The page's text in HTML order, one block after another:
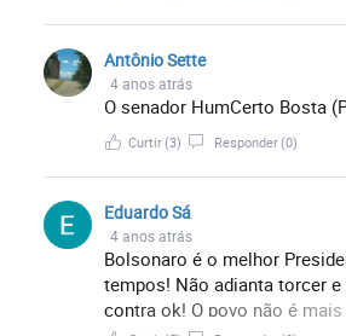
Fora Lula! Bolsonaro 2022!!!
tudo! Fora PT, PSOL, PC do B,
Solidariedade, Cidadania, PDT,
mais!
Antônio Sette
4 anos atrás
O senador HumCerto Bosta
Curtir(3) Responder(0)
Eduardo Sá
4 anos atrás
Bolsonaro é o melhor
tempos! Não adianta torcer e
contra ok! O povo não é